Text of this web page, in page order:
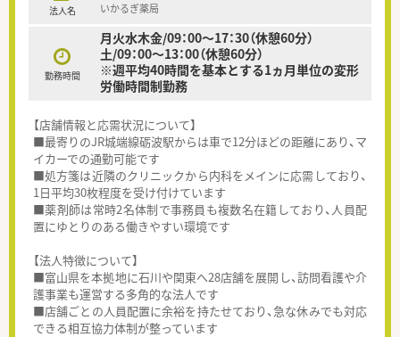
法人名 いかるぎ薬局
勤務時間
月火水木金/09：00～17：30（休憩60分）
土/09：00～13：00（休憩60分）
※週平均40時間を基本とする1ヵ月単位の変形
労働時間制勤務
【店舗情報と応需状況について】
■最寄りのJR城端線砺波駅からは車で12分ほどの距離にあり、マ
イカーでの通勤可能です
■処方箋は近隣のクリニックから内科をメインに応需しており、
1日平均30枚程度を受け付けています
■薬剤師は常時2名体制で事務員も複数名在籍しており、人員配
置にゆとりのある働きやすい環境です
【法人特徴について】
■富山県を本拠地に石川や関東へ28店舗を展開し、訪問看護や介
護事業も運営する多角的な法人です
■店舗ごとの人員配置に余裕を持たせており、急な休みでも対応
できる相互協力体制が整っています